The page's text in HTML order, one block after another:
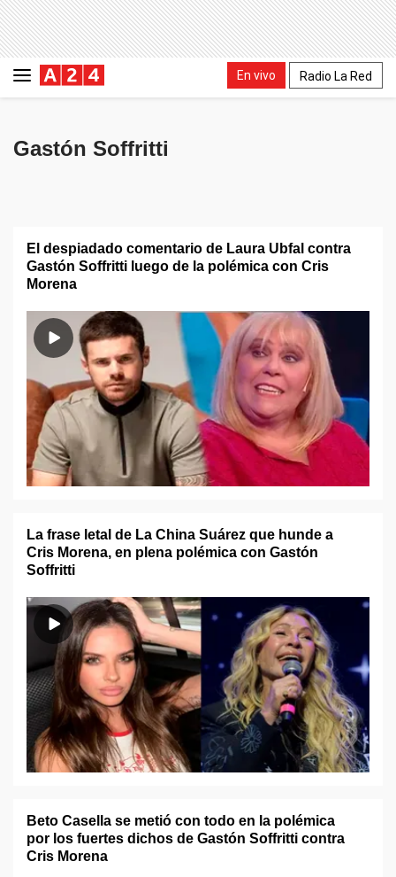
En vivo Radio La Red
Gastón Soffritti
El despiadado comentario de Laura Ubfal contra
Gastón Soffritti luego de la polémica con Cris
Morena
La frase letal de La China Suárez que hunde a
Cris Morena, en plena polémica con Gastón
Soffritti
Beto Casella se metió con todo en la polémica
por los fuertes dichos de Gastón Soffritti contra
Cris Morena